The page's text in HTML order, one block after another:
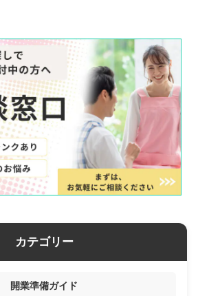
カテゴリー
開業準備ガイド